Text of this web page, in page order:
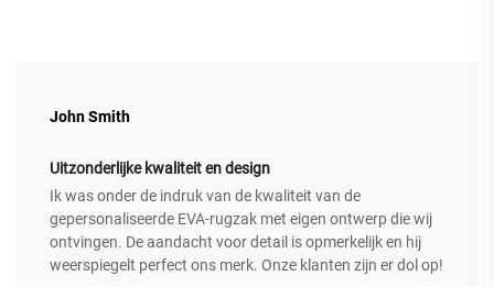
John Smith
Uitzonderlijke kwaliteit en design
Ik was onder de indruk van de kwaliteit van de
gepersonaliseerde EVA-rugzak met eigen ontwerp die wij
ontvingen. De aandacht voor detail is opmerkelijk en hij
weerspiegelt perfect ons merk. Onze klanten zijn er dol op!